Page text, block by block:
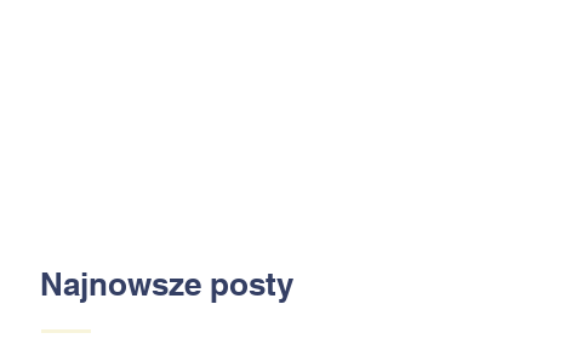
Najnowsze posty